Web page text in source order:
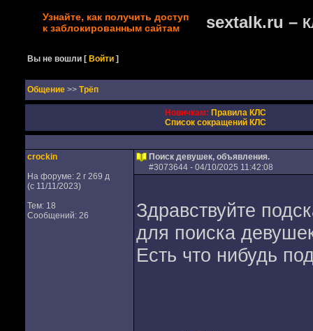
Узнайте, как получить доступ
к заблокированным сайтам
sextalk.ru –
Вы не вошли [Войти ]
Oбщение >> Трёп
Новичкам: Правила КЛС
Список сокращений КЛС
crockin
На форуме: 2 г 269 д
(с 11/11/2023)
Тем: 18
Сообщений: 26
Поиск девушек, объявления.
#3073644- 04/10/2025 11:42:08
Здравствуйте
для поиска
Есть что нибудь